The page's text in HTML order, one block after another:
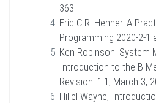
363.
Eric C.R. Hehner. A
Programming 2020-2-1
Ken Robinson. System
Introduction to the B
Revision: 1.1, March 3,
Hillel Wayne,